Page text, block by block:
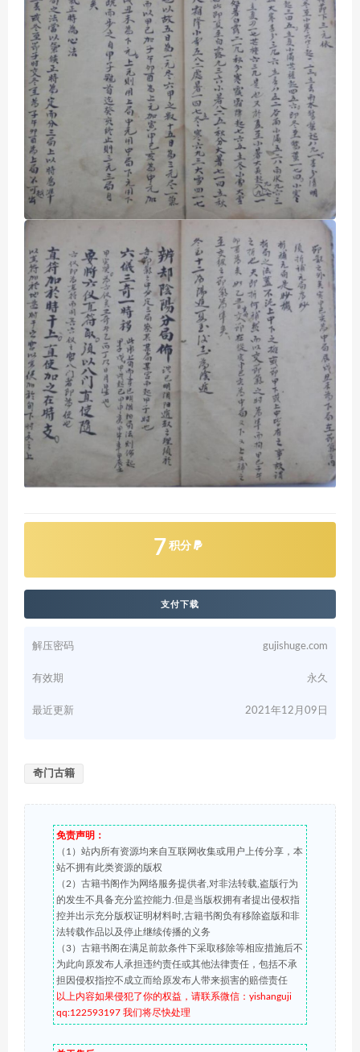
7 积分
支付下载
解压密码 gujishuge.com
有效期 永久
最近更新 2021年12月09日
奇门古籍
免责声明：
（1）站内所有资源均来自互联网收集或用户上传分享，本
站不拥有此类资源的版权
（2）古籍书阁作为网络服务提供者,对非法转载,盗版行为
的发生不具备充分监控能力.但是当版权拥有者提出侵权指
控并出示充分版权证明材料时,古籍书阁负有移除盗版和非
法转载作品以及停止继续传播的义务
（3）古籍书阁在满足前款条件下采取移除等相应措施后不
为此向原发布人承担违约责任或其他法律责任，包括不承
担因侵权指控不成立而给原发布人带来损害的赔偿责任
以上内容如果侵犯了你的权益，请联系微信：yishanguji
qq:122593197 我们将尽快处理